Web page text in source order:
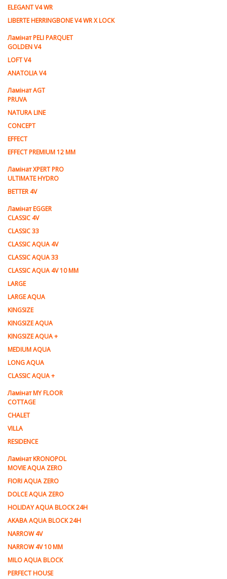
ELEGANT V4 WR
LIBERTE HERRINGBONE V4 WR X LOCK
Ламiнат PELI PARQUET
GOLDEN V4
LOFT V4
ANATOLIA V4
Ламiнат AGT
PRUVA
NATURA LINE
CONCEPT
EFFECT
EFFECT PREMIUM 12 MM
Ламінат XPERT PRO
ULTIMATE HYDRO
BETTER 4V
Ламiнат EGGER
CLASSIC 4V
CLASSIC 33
CLASSIC AQUA 4V
CLASSIC AQUA 33
CLASSIC AQUA 4V 10 MM
LARGE
LARGE AQUA
KINGSIZE
KINGSIZE AQUA
KINGSIZE AQUA +
MEDIUM AQUA
LONG AQUA
CLASSIC AQUA +
Ламінат MY FLOOR
COTTAGE
CHALET
VILLA
RESIDENCE
Ламiнат KRONOPOL
MOVIE AQUA ZERO
FIORI AQUA ZERO
DOLCE AQUA ZERO
HOLIDAY AQUA BLOCK 24H
AKABA AQUA BLOCK 24H
NARROW 4V
NARROW 4V 10 MM
MILO AQUA BLOCK
PERFECT HOUSE